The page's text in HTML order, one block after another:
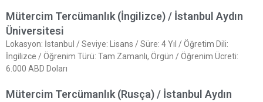
Mütercim Tercümanlık (İngilizce) / İstanbul Aydın
Üniversitesi
Lokasyon: İstanbul / Seviye: Lisans / Süre: 4 Yıl / Öğretim Dili:
İngilizce / Öğrenim Türü: Tam Zamanlı, Örgün / Öğrenim Ücreti:
6.000 ABD Doları
Mütercim Tercümanlık (Rusça) / İstanbul Aydın